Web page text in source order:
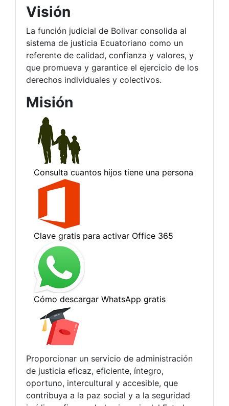
Visión
La función judicial de Bolivar consolida al
sistema de justicia Ecuatoriano como un
referente de calidad, confianza y valores, y
que promueva y garantice el ejercicio de los
derechos individuales y colectivos.
Misión
Proporcionar un servicio de administración
de justicia eficaz, eficiente, íntegro,
oportuno, intercultural y accesible, que
contribuya a la paz social y a la seguridad